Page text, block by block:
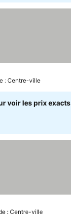
prix
: Centre-ville
voir les prix exacts
: Centre-ville